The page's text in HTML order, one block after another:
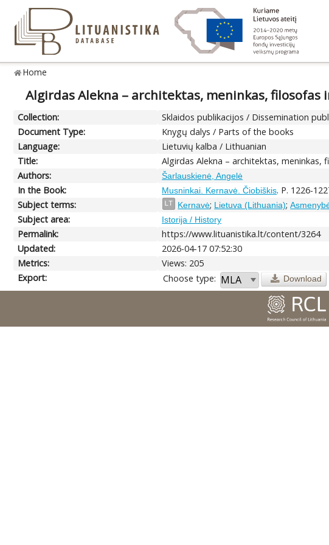
Home
Algirdas Alekna – architektas, meninkas,
Collection:
Sklaidos publikacijos / Dissemination
Document Type:
Knygų dalys / Parts of the books
Language:
Lietuvių kalba / Lithuanian
Title:
Algirdas Alekna – architektas, meninkas,
Authors:
Šarlauskienė, Angelė
In the Book: Musninkai. Kernavė. Čiobiškis. P. 1226-
Subject terms:
LT Kernavė; Lietuva (Lithuania);
Subject area: Istorija / History
Permalink:
https://www.lituanistika.lt/content/3264
Updated:
2026-04-17 07:52:30
Metrics:
Views: 205
Export:
Choose type: Download